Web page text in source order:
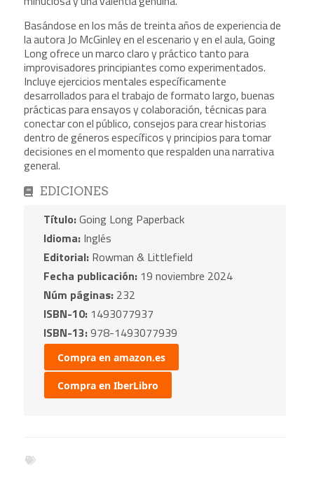
Basándose en los más de treinta años de experiencia de
la autora Jo McGinley en el escenario y en el aula, Going
Long ofrece un marco claro y práctico tanto para
improvisadores principiantes como experimentados.
Incluye ejercicios mentales específicamente
desarrollados para el trabajo de formato largo, buenas
prácticas para ensayos y colaboración, técnicas para
conectar con el público, consejos para crear historias
dentro de géneros específicos y principios para tomar
decisiones en el momento que respalden una narrativa
general.
EDICIONES
Título:Going Long Paperback
Idioma: Inglés
Editorial: Rowman & Littlefield
Fecha publicación: 19 noviembre 2024
Núm páginas: 232
ISBN-10: 1493077937
ISBN-13:978-1493077939
Compra en amazon.es
Compra en IberLibro